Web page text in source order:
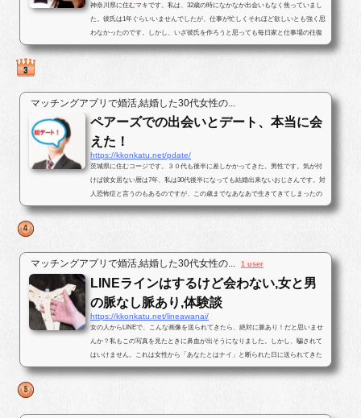
神奈川県に住むマキです。私は、32歳の時になかなか出会いもなく焦っていまし
た。彼氏は1年ぐらいいませんでしたが、仕事が忙しくそれほど欲しいとも強く思
わなかったのです。しかし、いざ彼氏を作ろうと思っても毎日家と仕事場の往復
ばかりで出会いがなかったのです...
マッチングアプリで婚活,結婚した30代女性の...
ペアーズでの出会いとデート、本当に会
えた！
https://kkonkatu.net/pdate/
茨城県に住むコージです。３０代も後半に差しかかってきた。男性です。気が付
けば彼女居ない暦は7年、私は30代後半になっても結婚出来ないおじさんです。対
人恐怖症と言うのもあるのですが、この歳までなあなあで生きてきてしまったの
で、そろそろ･･･と思いパートナ...
マッチングアプリで婚活,結婚した30代女性の... 1 user
LINEラインはするけど会わない,女と男
の脈なし脈あり,体験談
https://kkonkatu.net/lineawanai/
女の人からLINEで、こんな画像を送られてきたら、絶対に脈あり！だと思いませ
んか？私もこの写真を見たときに鼻血が出そうになりました。しかし、騙されて
はいけません。これは女性から「あなたとはナイ」と断られた日に送られてきた
写真です。最後まで結末を読んで...